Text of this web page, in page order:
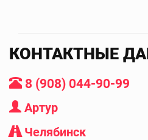
КОНТАКТНЫЕ
8 (908) 044-90-99
Артур
Челябинск